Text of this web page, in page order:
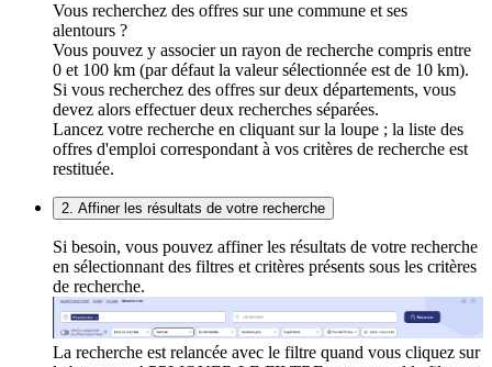
Vous recherchez des offres sur une commune et ses
alentours ?
Vous pouvez y associer un rayon de recherche compris entre
0 et 100 km (par défaut la valeur sélectionnée est de 10 km).
Si vous recherchez des offres sur deux départements, vous
devez alors effectuer deux recherches séparées.
Lancez votre recherche en cliquant sur la loupe ; la liste des
offres d'emploi correspondant à vos critères de recherche est
restituée.
2. Affiner les résultats de votre recherche
Si besoin, vous pouvez affiner les résultats de votre recherche
en sélectionnant des filtres et critères présents sous les critères
de recherche.
La recherche est relancée avec le filtre quand vous cliquez sur